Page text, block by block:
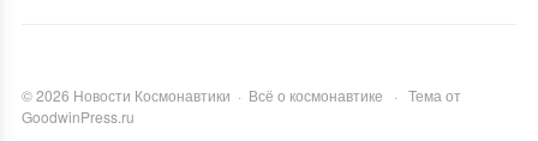
©2026 Новости Космонавтики · Всё о космонавтике · Тема от
GoodwinPress.ru